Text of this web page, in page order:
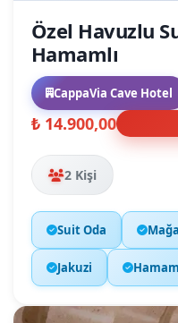
Özel Havuzlu
Hamamlı
CappaVia Cave Hotel
₺ 14.900,00
2 Kişi
Suit Oda
Jakuzi Hamam